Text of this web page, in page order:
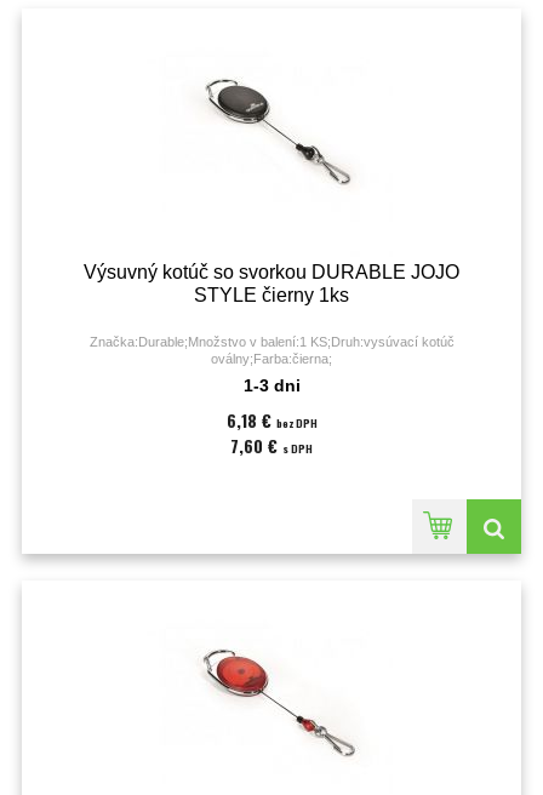
Výsuvný kotúč so svorkou DURABLE JOJO
STYLE čierny 1ks
Značka:Durable;Množstvo v balení:1 KS;Druh:vysúvací kotúč
oválny;Farba:čierna;
1-3 dni
6,18 € bez DPH
7,60 € s DPH